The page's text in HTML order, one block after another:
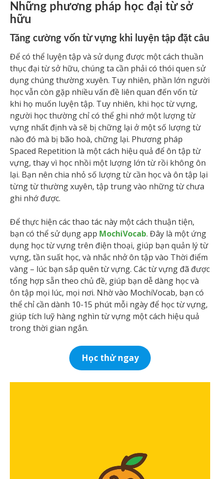
Những phương pháp học đại từ sở
hữu
Tăng cường vốn từ vựng khi luyện tập đặt câu
Để có thể luyện tập và sử dụng được một cách thuần
thục đại từ sở hữu, chúng ta cần phải có thói quen sử
dụng chúng thường xuyên. Tuy nhiên, phần lớn người
học vẫn còn gặp nhiều vấn đề liên quan đến vốn từ
khi họ muốn luyện tập. Tuy nhiên, khi học từ vựng,
người học thường chỉ có thể ghi nhớ một lượng từ
vựng nhất định và sẽ bị chững lại ở một số lượng từ
nào đó mà bị bão hoà, chững lại. Phương pháp
Spaced Repetition là một cách hiệu quả để ôn tập từ
vựng, thay vì học nhồi một lượng lớn từ rồi không ôn
lại. Bạn nên chia nhỏ số lượng từ cần học và ôn tập lại
từng từ thường xuyên, tập trung vào những từ chưa
ghi nhớ được.
Để thực hiện các thao tác này một cách thuận tiện,
bạn có thể sử dụng app MochiVocab. Đây là một ứng
dụng học từ vựng trên điện thoại, giúp bạn quản lý từ
vựng, tần suất học, và nhắc nhở ôn tập vào Thời điểm
vàng – lúc bạn sắp quên từ vựng. Các từ vựng đã được
tổng hợp sẵn theo chủ đề, giúp bạn dễ dàng học và
ôn tập mọi lúc, mọi nơi. Nhờ vào MochiVocab, bạn có
thể chỉ cần dành 10-15 phút mỗi ngày để học từ vựng,
giúp tích luỹ hàng nghìn từ vựng một cách hiệu quả
trong thời gian ngắn.
Học thử ngay